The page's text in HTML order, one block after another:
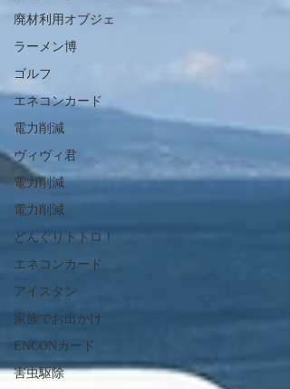
廃材利用オブジェ
ラーメン博
ゴルフ
エネコンカード
電力削減
ヴィヴィ君
電力削減
電力削減
どんぐりトトロ！
エネコンカード
アイスタン
家族でお出かけ
ENCONカード
害虫駆除